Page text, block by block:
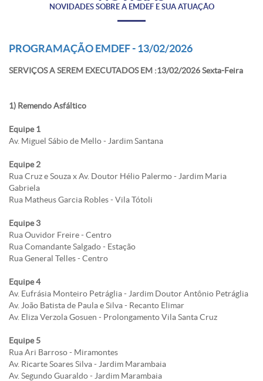
NOVIDADES SOBRE A EMDEF E SUA ATUAÇÃO
PROGRAMAÇÃO EMDEF - 13/02/2026
SERVIÇOS A SEREM EXECUTADOS EM :13/02/2026 Sexta-Feira
1) Remendo Asfáltico
Equipe 1
Av. Miguel Sábio de Mello - Jardim Santana
Equipe 2
Rua Cruz e Souza x Av. Doutor Hélio Palermo - Jardim Maria
Gabriela
Rua Matheus Garcia Robles - Vila Tótoli
Equipe 3
Rua Ouvidor Freire - Centro
Rua Comandante Salgado - Estação
Rua General Telles - Centro
Equipe 4
Av. Eufrásia Monteiro Petráglia - Jardim Doutor Antônio Petráglia
Av. João Batista de Paula e Silva - Recanto Elimar
Av. Eliza Verzola Gosuen - Prolongamento Vila Santa Cruz
Equipe 5
Rua Ari Barroso - Miramontes
Av. Ricarte Soares Silva - Jardim Marambaia
Av. Segundo Guaraldo - Jardim Marambaia